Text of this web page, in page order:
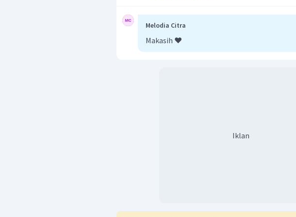
Melodia Citra
Makasih ❤️
Iklan